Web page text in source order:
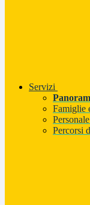
Servizi
Famiglie
Percorsi